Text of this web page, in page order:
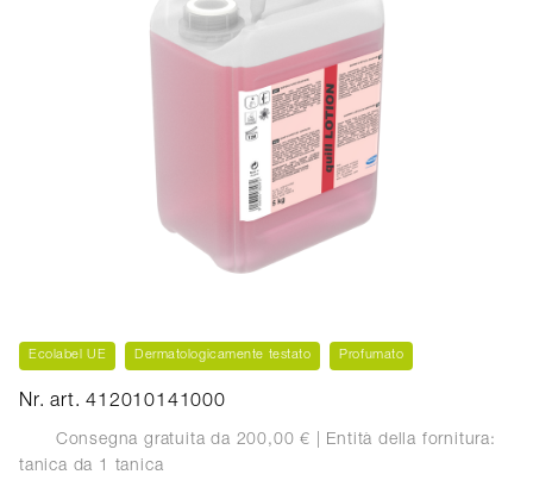
Ecolabel UE Dermatologicamente testato Profumato
Nr. art. 412010141000
Consegna gratuita da 200,00 € | Entità della fornitura:
tanica da 1 tanica